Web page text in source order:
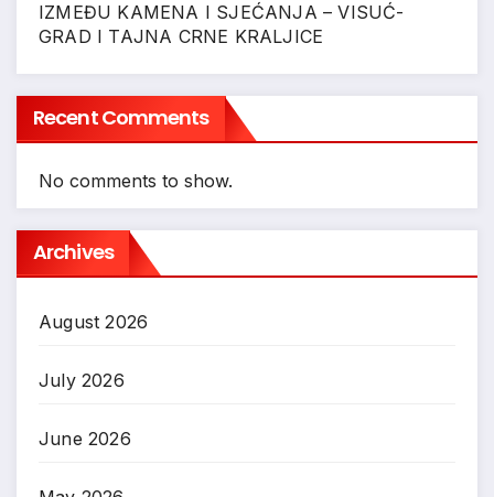
IZMEĐU KAMENA I SJEĆANJA – VISUĆ-
GRAD I TAJNA CRNE KRALJICE
Recent Comments
No comments to show.
Archives
August 2026
July 2026
June 2026